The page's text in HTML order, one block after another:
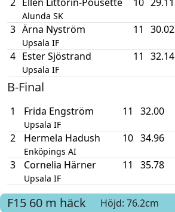
Alunda SK
3 Ärna Nyström
Upsala IF
11 30.02
4 Ester Sjöstrand
Upsala IF
11 32.14
B-Final
1 Frida Engström
Upsala IF
11 32.00
2 Hermela Hadush
Enköpings AI
10 34.96
3 Cornelia Härner
Upsala IF
11 35.78
F15 60 m häck Höjd: 76.2cm